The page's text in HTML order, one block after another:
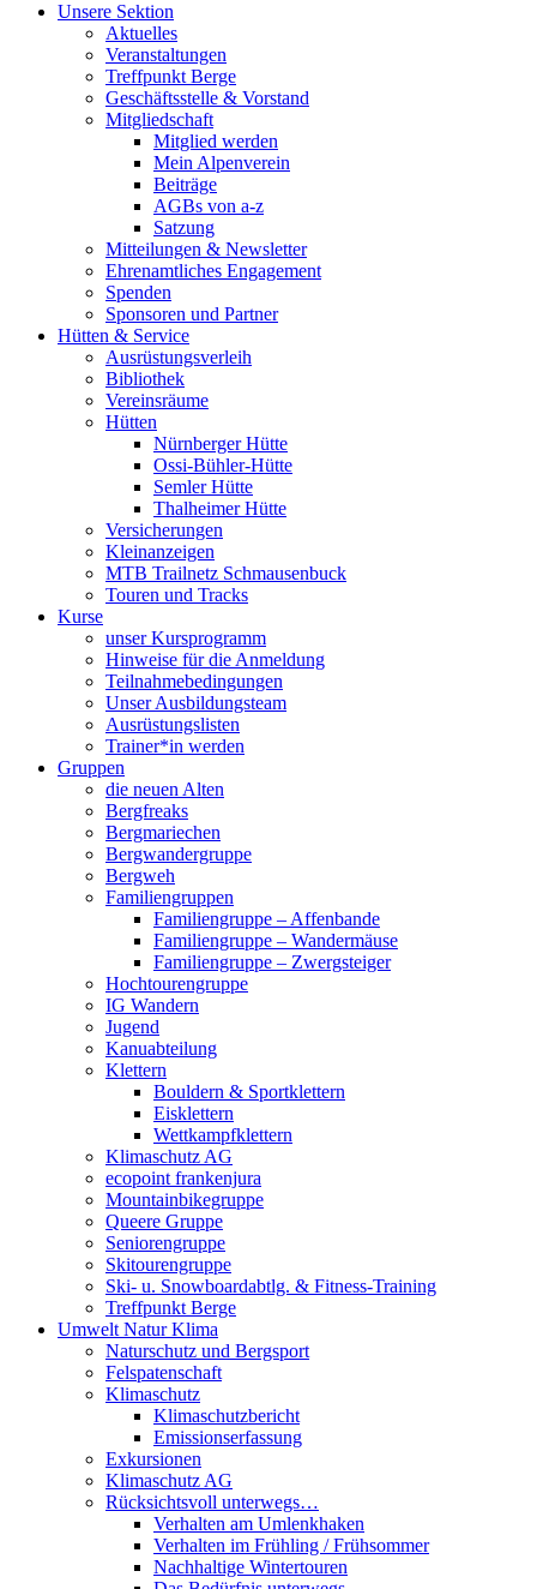
Unsere Sektion
Aktuelles
Veranstaltungen
Treffpunkt Berge
Geschäftsstelle & Vorstand
Mitgliedschaft
Mitglied werden
Mein Alpenverein
Beiträge
AGBs von a-z
Satzung
Mitteilungen & Newsletter
Ehrenamtliches Engagement
Spenden
Sponsoren und Partner
Hütten & Service
Ausrüstungsverleih
Bibliothek
Vereinsräume
Hütten
Nürnberger Hütte
Ossi-Bühler-Hütte
Semler Hütte
Thalheimer Hütte
Versicherungen
Kleinanzeigen
MTB Trailnetz Schmausenbuck
Touren und Tracks
Kurse
unser Kursprogramm
Hinweise für die Anmeldung
Teilnahmebedingungen
Unser Ausbildungsteam
Ausrüstungslisten
Trainer*in werden
Gruppen
die neuen Alten
Bergfreaks
Bergmariechen
Bergwandergruppe
Bergweh
Familiengruppen
Familiengruppe – Affenbande
Familiengruppe – Wandermäuse
Familiengruppe – Zwergsteiger
Hochtourengruppe
IG Wandern
Jugend
Kanuabteilung
Klettern
Bouldern & Sportklettern
Eisklettern
Wettkampfklettern
Klimaschutz AG
ecopoint frankenjura
Mountainbikegruppe
Queere Gruppe
Seniorengruppe
Skitourengruppe
Ski- u. Snowboardabtlg. & Fitness-Training
Treffpunkt Berge
Umwelt Natur Klima
Naturschutz und Bergsport
Felspatenschaft
Klimaschutz
Klimaschutzbericht
Emissionserfassung
Exkursionen
Klimaschutz AG
Rücksichtsvoll unterwegs…
Verhalten am Umlenkhaken
Verhalten im Frühling / Frühsommer
Nachhaltige Wintertouren